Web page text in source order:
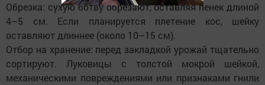
Обрезка: сухую ботву обрезают, оставляя пенек длиной
4–5 см. Если планируется плетение кос, шейку
оставляют длиннее (около 10–15 см).
Отбор на хранение: перед закладкой урожай тщательно
сортируют. Луковицы с толстой мокрой шейкой,
механическими повреждениями или признаками гнили